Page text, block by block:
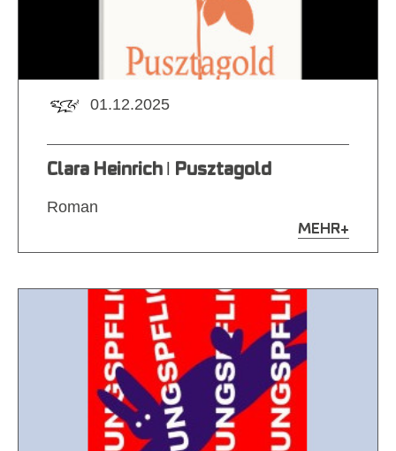
Clara Heinrich ǀ ‍Pusztagold
Roman
MEHR+
01.12.2025